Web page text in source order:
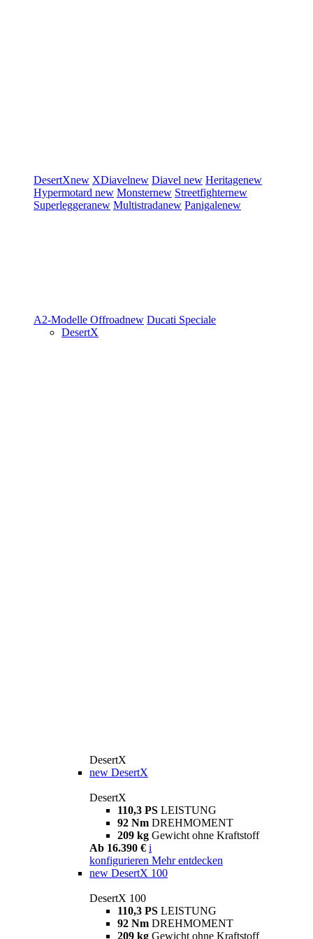
DesertXnew XDiavelnew Diavel new Heritagenew
Hypermotard new Monsternew Streetfighternew
Superleggeranew Multistradanew Panigalenew
A2-Modelle Offroadnew Ducati Speciale
DesertX
DesertX
new DesertX
DesertX
110,3 PS LEISTUNG
92 Nm DREHMOMENT
209 kg Gewicht ohne Kraftstoff
Ab 16.390 € i
konfigurieren Mehr entdecken
new DesertX 100
DesertX 100
110,3 PS LEISTUNG
92 Nm DREHMOMENT
209 kg Gewicht ohne Kraftstoff